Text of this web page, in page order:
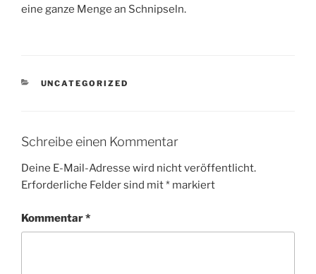
eine ganze Menge an Schnipseln.
KATEGORIEN
UNCATEGORIZED
Schreibe einen Kommentar
Deine E-Mail-Adresse wird nicht veröffentlicht.
Erforderliche Felder sind mit* markiert
Kommentar*